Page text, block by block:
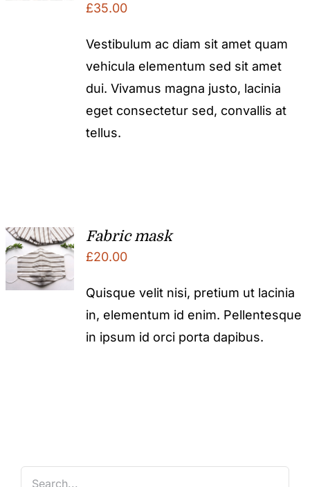
£35.00
Vestibulum ac diam sit amet quam
vehicula elementum sed sit amet
dui. Vivamus magna justo, lacinia
eget consectetur sed, convallis at
tellus.
Fabric mask
£20.00
Quisque velit nisi, pretium ut lacinia
in, elementum id enim. Pellentesque
in ipsum id orci porta dapibus.